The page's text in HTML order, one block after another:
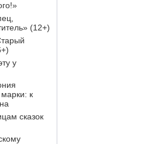
(12+)
у
к
сказок